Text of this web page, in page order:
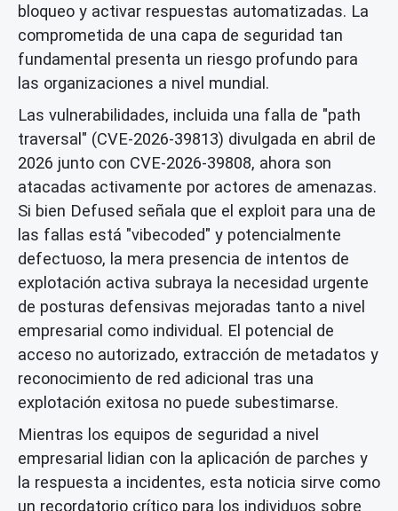
bloqueo y activar respuestas automatizadas. La
comprometida de una capa de seguridad tan
fundamental presenta un riesgo profundo para
las organizaciones a nivel mundial.
Las vulnerabilidades, incluida una falla de "path
traversal" (CVE-2026-39813) divulgada en abril de
2026 junto con CVE-2026-39808, ahora son
atacadas activamente por actores de amenazas.
Si bien Defused señala que el exploit para una de
las fallas está "vibecoded" y potencialmente
defectuoso, la mera presencia de intentos de
explotación activa subraya la necesidad urgente
de posturas defensivas mejoradas tanto a nivel
empresarial como individual. El potencial de
acceso no autorizado, extracción de metadatos y
reconocimiento de red adicional tras una
explotación exitosa no puede subestimarse.
Mientras los equipos de seguridad a nivel
empresarial lidian con la aplicación de parches y
la respuesta a incidentes, esta noticia sirve como
un recordatorio crítico para los individuos sobre